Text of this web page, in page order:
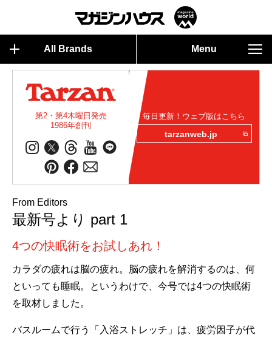
All Brands Menu
第2・第4木曜日発売
1986年創刊
毎日更新！ウェブ版はこちら
tarzanweb.jp
From Editors
最新号より part 1
4つの快眠術をお試しあれ！
カラダの疲れは脳の疲れ。脳の疲れを解消するのは、何
といっても睡眠。というわけで、今号では4つの快眠術
を取材しました。
バスルームで行う「入浴ストレッチ」は、疲労因子が代